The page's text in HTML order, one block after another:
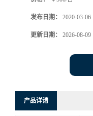
发布日期： 2020-03-06
更新日期： 2026-08-09
产品详请